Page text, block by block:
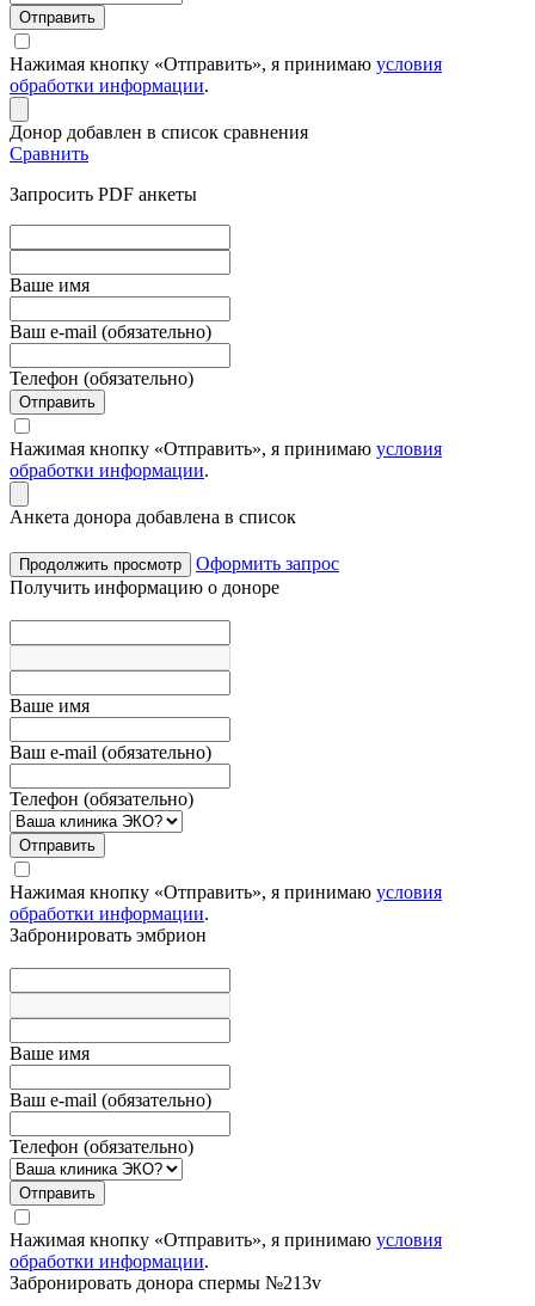
Отправить
Нажимая кнопку «Отправить», я принимаю условия
обработки информации.
Донор добавлен в список сравнения
Сравнить
Запросить PDF анкеты
Вашe имя
Ваш e-mail (обязательно)
Телефон (обязательно)
Отправить
Нажимая кнопку «Отправить», я принимаю условия
обработки информации.
Анкета донора добавлена в список
Продолжить просмотр
Оформить запрос
Получить информацию о доноре
Вашe имя
Ваш e-mail (обязательно)
Телефон (обязательно)
Отправить
Нажимая кнопку «Отправить», я принимаю условия
обработки информации.
Забронировать эмбрион
Вашe имя
Ваш e-mail (обязательно)
Телефон (обязательно)
Отправить
Нажимая кнопку «Отправить», я принимаю условия
обработки информации.
Забронировать донора спермы №213v